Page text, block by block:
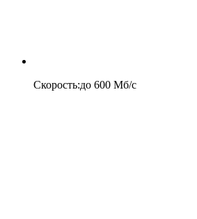
Скорость:до 600 Мб/c